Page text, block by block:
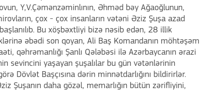
Y,V.Çəmənzəminlının, Əhməd bəy Ağaoğlunun,
çox - çox insanların vətəni Əziz Şuşa azad
Bu xöşbəxtliyi bizə nəsib edən, 28 illik
əbədi son qoyan, Ali Baş Komandanın möhtəşəm
qəhrəmanlığı Şanlı Qələbəsi ilə Azərbaycanın ərazi
sevincini yaşayan şuşalılar bu gün vətənlərinin
Dövlət Başçısına dərin minnətdarlığını bildirirlər.
Şuşanın daha gözəl, memarlığın bütün zərifliyini,